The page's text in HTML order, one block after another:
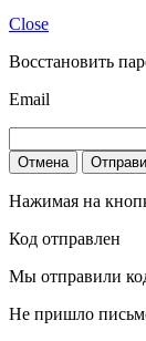
Close
Восстановить
Email
Отмена
Нажимая на
Код отправлен
Мы отправили
Не пришло